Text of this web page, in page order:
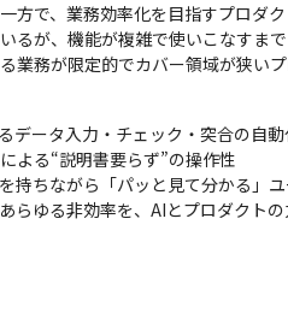
方で、業務効率化を目指すプロダ
が、機能が複雑で使いこなすまで
務が限定的でカバー領域が狭いプ
データ入力・チェック・突合の自
よる“説明書要らず”の操作性
持ちながら「パッと見て分かる」
らゆる非効率を、AIとプロダクトの